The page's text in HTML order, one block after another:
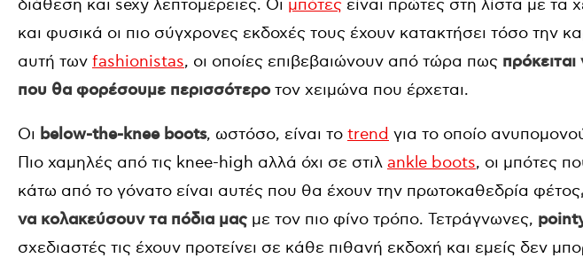
διάθεση και sexy λεπτομέρειες. Οι μπότες είναι πρώτες στη λίστα με τα
και φυσικά οι πιο σύγχρονες εκδοχές τους έχουν κατακτήσει τόσο την
αυτή των fashionistas, οι οποίες επιβεβαιώνουν από τώρα πως
που θα φορέσουμε περισσότεροτον χειμώνα που έρχεται.
Οι below-the-knee boots, ωστόσο, είναι το trend για το οποίο
Πιο χαμηλές από τις knee-high αλλά όχι σε στιλ ankle boots, οι μπότες
κάτω από το γόνατο είναι αυτές που θα έχουν την πρωτοκαθεδρία φέτος
να κολακεύσουν τα πόδια μας με τον πιο φίνο τρόπο. Τετράγνωνες,
σχεδιαστές τις έχουν προτείνει σε κάθε πιθανή εκδοχή και εμείς δεν